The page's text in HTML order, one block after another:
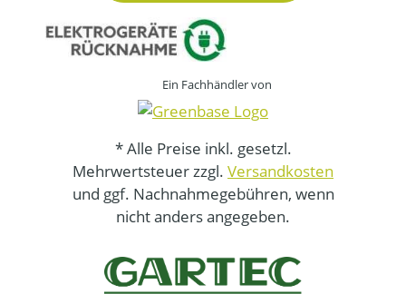
Ein Fachhändler von
* Alle Preise inkl. gesetzl.
Mehrwertsteuer zzgl. Versandkosten
und ggf. Nachnahmegebühren, wenn
nicht anders angegeben.